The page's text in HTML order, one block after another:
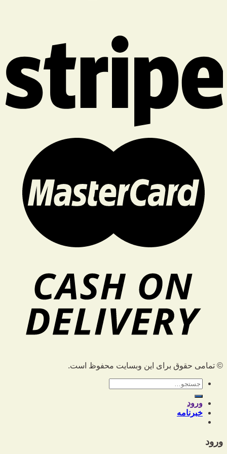
© تمامی حقوق برای این وبسایت محفوظ است.
جستجو
ورود
خبرنامه
ورود